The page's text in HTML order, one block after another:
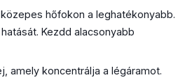
hőfokon a leghatékonyabb.
Kezdd alacsonyabb
amely koncentrálja a légáramot.